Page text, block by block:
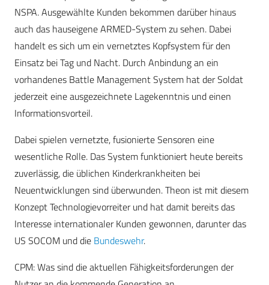
NSPA. Ausgewählte Kunden bekommen darüber hinaus
auch das hauseigene ARMED-System zu sehen. Dabei
handelt es sich um ein vernetztes Kopfsystem für den
Einsatz bei Tag und Nacht. Durch Anbindung an ein
vorhandenes Battle Management System hat der Soldat
jederzeit eine ausgezeichnete Lagekenntnis und einen
Informationsvorteil.
Dabei spielen vernetzte, fusionierte Sensoren eine
wesentliche Rolle. Das System funktioniert heute bereits
zuverlässig, die üblichen Kinderkrankheiten bei
Neuentwicklungen sind überwunden. Theon ist mit diesem
Konzept Technologievorreiter und hat damit bereits das
Interesse internationaler Kunden gewonnen, darunter das
US SOCOM und die Bundeswehr.
CPM: Was sind die aktuellen Fähigkeitsforderungen der